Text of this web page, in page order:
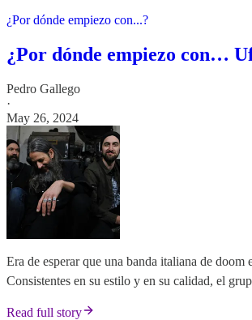
¿Por dónde empiezo con...?
¿Por dónde empiezo con…
Pedro Gallego
·
May 26, 2024
Era de esperar que una banda italiana de
Consistentes en su estilo y en su calidad, el
Read full story